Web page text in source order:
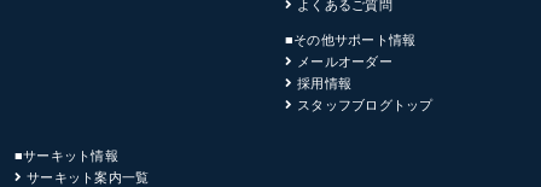
よくあるご質問
■その他サポート情報
メールオーダー
採用情報
スタッフブログトップ
■サーキット情報
サーキット案内一覧